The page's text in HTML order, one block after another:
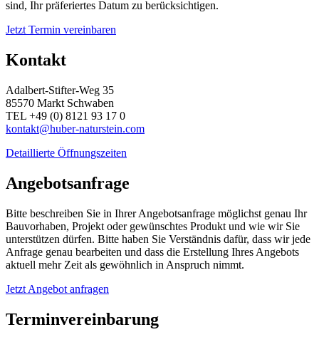
sind, Ihr präferiertes Datum zu berücksichtigen.
Jetzt Termin vereinbaren
Kontakt
Adalbert-Stifter-Weg 35
85570 Markt Schwaben
TEL +49 (0) 8121 93 17 0
kontakt@huber-naturstein.com
Detaillierte Öffnungszeiten
Angebotsanfrage
Bitte beschreiben Sie in Ihrer Angebotsanfrage möglichst genau Ihr
Bauvorhaben, Projekt oder gewünschtes Produkt und wie wir Sie
unterstützen dürfen. Bitte haben Sie Verständnis dafür, dass wir jede
Anfrage genau bearbeiten und dass die Erstellung Ihres Angebots
aktuell mehr Zeit als gewöhnlich in Anspruch nimmt.
Jetzt Angebot anfragen
Terminvereinbarung